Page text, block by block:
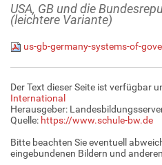
USA, GB und die
(leichtere Variante)
us-gb-germany-systems-of-
Der Text dieser Seite ist verfügbar
International
Herausgeber:
Quelle: https://www.schule-bw.de
Bitte beachten Sie eventuell
eingebundenen Bildern und